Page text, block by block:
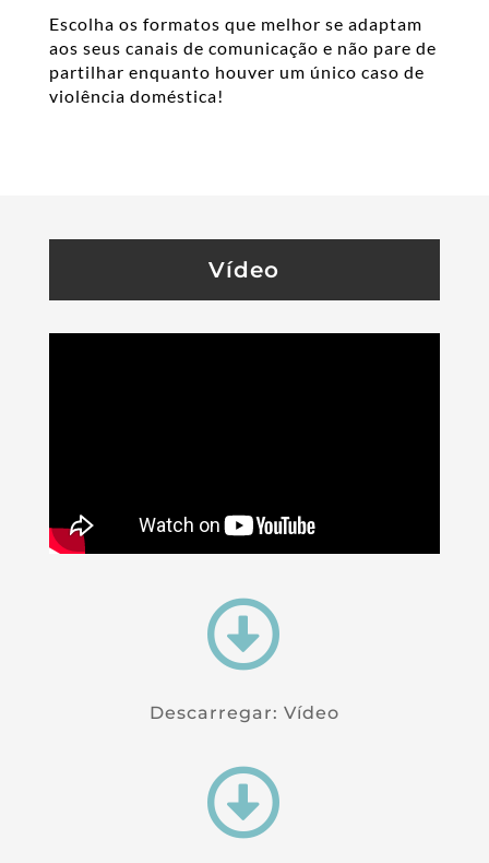
Escolha os formatos que melhor se adaptam
aos seus canais de comunicação e não pare de
partilhar enquanto houver um único caso de
violência doméstica!
Vídeo

Descarregar: Vídeo
